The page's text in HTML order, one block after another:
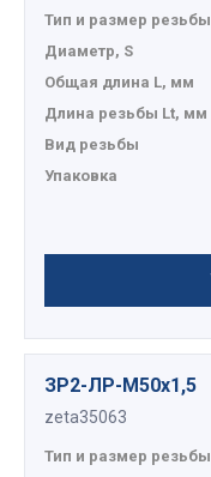
Тип и размер резьбы
Диаметр, S
Общая длина L, мм
Длина резьбы Lt, мм
Вид резьбы
Упаковка
ЗР2-ЛР-М50х1,5
zeta35063
Тип и размер резьбы